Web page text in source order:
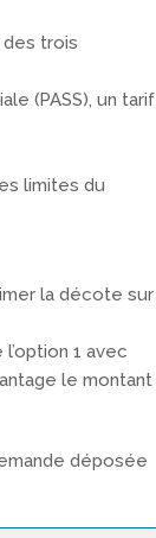
trois
(PASS), un tarif
limites du
la décote sur
1 avec
le montant
déposée